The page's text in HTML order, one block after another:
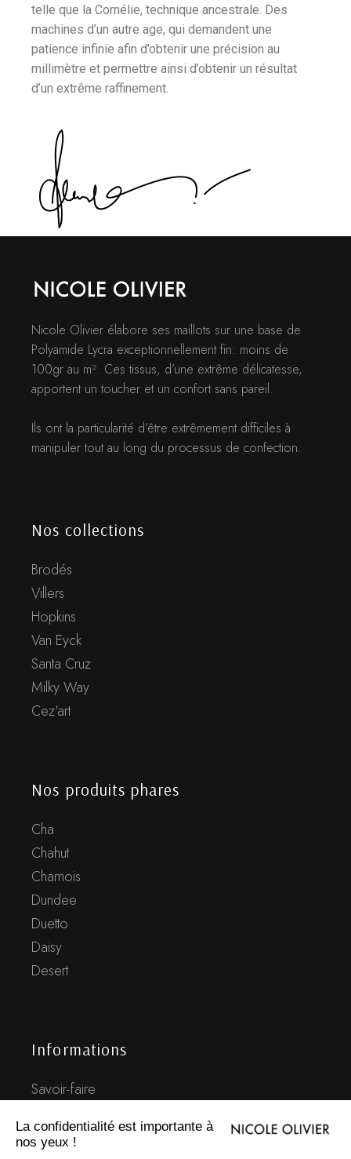
telle que la Cornélie, technique ancestrale. Des
machines d’un autre age, qui demandent une
patience infinie afin d’obtenir une précision au
millimètre et permettre ainsi d’obtenir un résultat
d’un extrême raffinement.
Nicole Olivier élabore ses maillots sur une base de
Polyamide Lycra exceptionnellement fin: moins de
100gr au m². Ces tissus, d’une extrême délicatesse,
apportent un toucher et un confort sans pareil.
Ils ont la particularité d’être extrêmement difficiles à
manipuler tout au long du processus de confection.
Nos collections
Brodés
Villers
Hopkins
Van Eyck
Santa Cruz
Milky Way
Cez'art
Nos produits phares
Cha
Chahut
Chamois
Dundee
Duetto
Daisy
Desert
Informations
Savoir-faire
FAQ